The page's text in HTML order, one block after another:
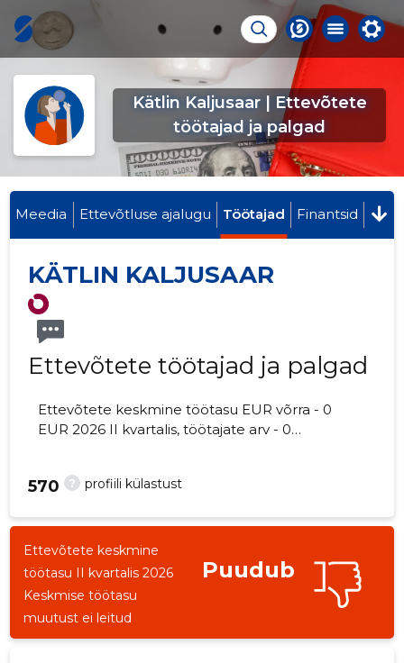
Kätlin Kaljusaar | Ettevõtete
töötajad ja palgad
Meedia Ettevõtluse ajalugu Töötajad Finantsid
KÄTLIN KALJUSAAR
Ettevõtete töötajad ja palgad
Ettevõtete keskmine töötasu EUR võrra - 0
EUR 2026 II kvartalis, töötajate arv - 0
? profiili külastust
570
Ettevõtete keskmine
töötasu II kvartalis 2026
Puudub
Keskmise töötasu
muutust ei leitud